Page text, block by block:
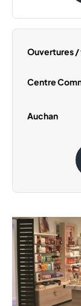
Ouvertures
Centre
Samedi
Auchan